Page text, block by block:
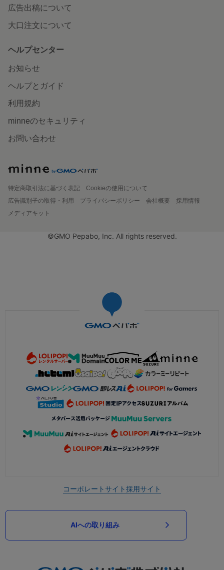
広告出稿について
大口注文について
ヘルプセンター
お知らせ
ヘルプとガイド
利用規約
minneのセキュリティ
お問い合わせ
特定商取引法に基づく表記
Cookieの使用について
広告識別子の取得・利用
プライバシーポリシー 会社概要
採用情報
メディアキット
©GMO Pepabo, Inc. All rights reserved.
コーポレートサイト採用サイト
AIへの取り組み